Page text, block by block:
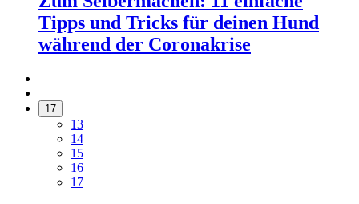
Tipps und Tricks für deinen Hund
während der Coronakrise
17
13
14
15
16
17